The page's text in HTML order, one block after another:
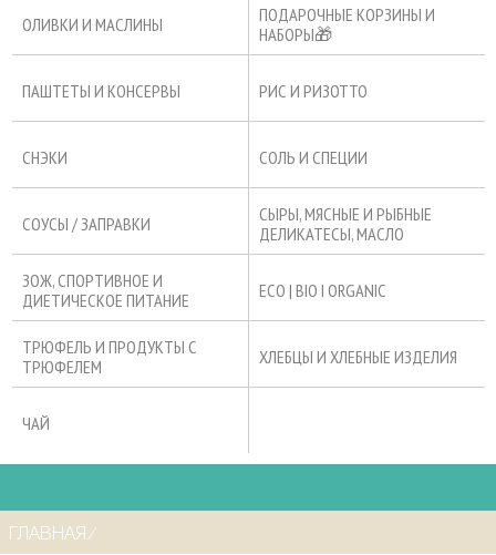
ОЛИВКИ И МАСЛИНЫ
ПОДАРОЧНЫЕ КОРЗИНЫ И
НАБОРЫ🎁
ПАШТЕТЫ И КОНСЕРВЫ РИС И РИЗОТТО
СНЭКИ СОЛЬ И СПЕЦИИ
СОУСЫ / ЗАПРАВКИ
СЫРЫ, МЯСНЫЕ И РЫБНЫЕ
ДЕЛИКАТЕСЫ, МАСЛО
ЗОЖ, СПОРТИВНОЕ И
ДИЕТИЧЕСКОЕ ПИТАНИЕ
ECO | BIO I ORGANIC
ТРЮФЕЛЬ И ПРОДУКТЫ С
ТРЮФЕЛЕМ
ХЛЕБЦЫ И ХЛЕБНЫЕ ИЗДЕЛИЯ
ЧАЙ
ГЛАВНАЯ ⁄